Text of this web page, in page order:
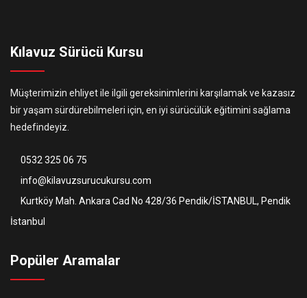
Kılavuz Sürücü Kursu
Müşterimizin ehliyet ile ilgili gereksinimlerini karşılamak ve kazasız
bir yaşam sürdürebilmeleri için, en iyi sürücülük eğitimini sağlama
hedefindeyiz.
0532 325 06 75
info@kilavuzsurucukursu.com
Kurtköy Mah. Ankara Cad No 428/36 Pendik/İSTANBUL, Pendik
İstanbul
Popüler Aramalar